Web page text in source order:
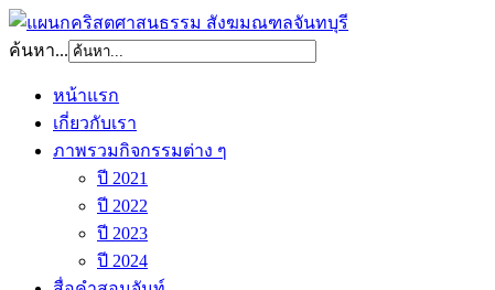
ค้นหา...
หน้าแรก
เกี่ยวกับเรา
ภาพรวมกิจกรรมต่าง ๆ
ปี 2021
ปี 2022
ปี 2023
ปี 2024